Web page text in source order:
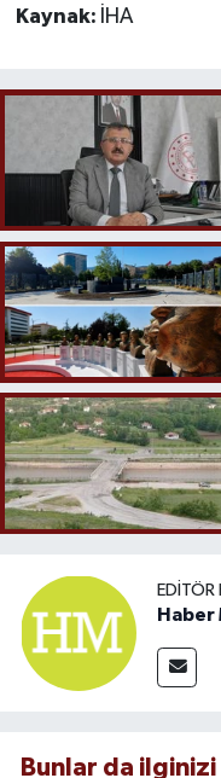
Kaynak: İHA
Haber
Bunlar da